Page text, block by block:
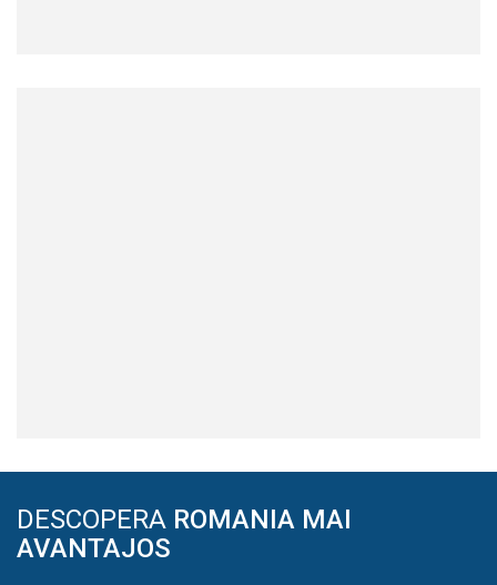
DESCOPERA ROMANIA MAI
AVANTAJOS